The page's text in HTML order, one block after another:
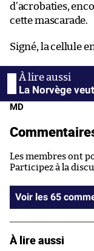
d’acrobaties,
cette mascarade.
Signé, la cellule
La Norvège
MD
Les membres ont
Participez à la
Voir les 65
À lire aussi